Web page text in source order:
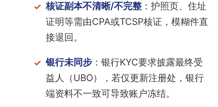
核证副本不清晰/不完整：护照页、住址
证明等需由CPA或TCSP核证，模糊件直
接退回。
银行未同步：银行KYC要求披露最终受
益人（UBO），若仅更新注册处，银行
端资料不一致可导致账户冻结。